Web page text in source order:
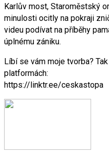
Karlův most, Staroměstský
minulosti ocitly na pokraji
videu podívat na příběhy
úplnému zániku.
Líbí se vám moje tvorba?
platformách:
https://linktr.ee/ceskastopa